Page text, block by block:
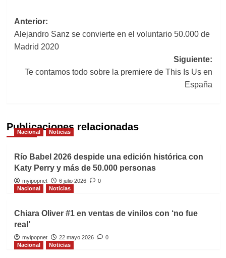
Navegación
de
Anterior:
Alejandro Sanz se convierte en el voluntario 50.000 de
Madrid 2020
Siguiente:
Te contamos todo sobre la premiere de This Is Us en
España
Publicaciones relacionadas
Nacional Noticias
Río Babel 2026 despide una edición histórica con
Katy Perry y más de 50.000 personas
myipopnet 6 julio 2026
0
Nacional
Noticias
Chiara Oliver #1 en ventas de vinilos con ‘no fue
real’
myipopnet 22 mayo 2026
0
Nacional
Noticias